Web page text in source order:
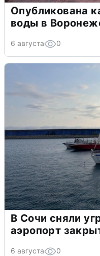
Опубликована
воды в
6 августа 0
В Сочи сняли
аэропорт
6 августа 0